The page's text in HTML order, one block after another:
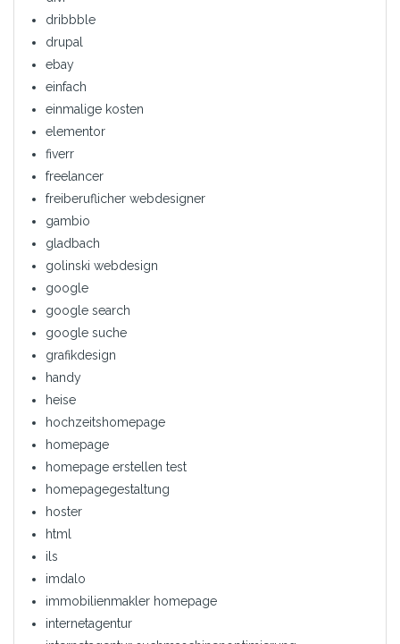
dribbble
drupal
ebay
einfach
einmalige kosten
elementor
fiverr
freelancer
freiberuflicher webdesigner
gambio
gladbach
golinski webdesign
google
google search
google suche
grafikdesign
handy
heise
hochzeitshomepage
homepage
homepage erstellen test
homepagegestaltung
hoster
html
ils
imdalo
immobilienmakler homepage
internetagentur